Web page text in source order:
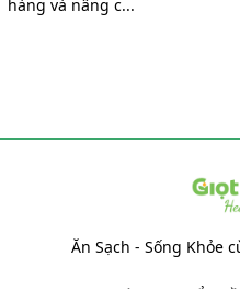
hàng và nâng c...
Ăn Sạch - Sống Khỏe